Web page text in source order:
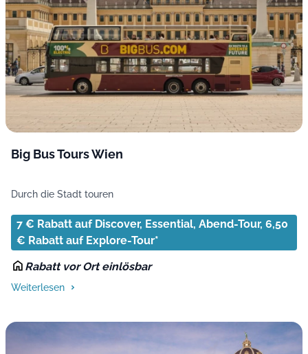
Big Bus Tours Wien
Durch die Stadt touren
7 € Rabatt auf Discover, Essential, Abend-Tour, 6,50
€ Rabatt auf Explore-Tour*
Rabatt vor Ort einlösbar
Weiterlesen